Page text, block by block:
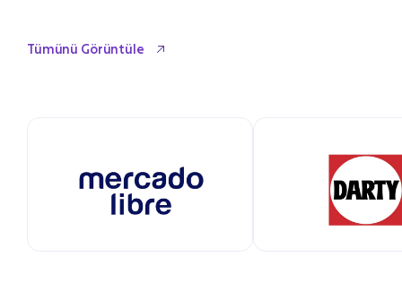
Tümünü Görüntüle